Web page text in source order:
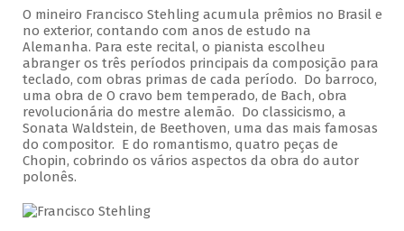
O mineiro Francisco Stehling acumula prêmios no Brasil e
no exterior, contando com anos de estudo na
Alemanha. Para este recital, o pianista escolheu
abranger os três períodos principais da composição para
teclado, com obras primas de cada período. Do barroco,
uma obra de O cravo bem temperado, de Bach, obra
revolucionária do mestre alemão. Do classicismo, a
Sonata Waldstein, de Beethoven, uma das mais famosas
do compositor. E do romantismo, quatro peças de
Chopin, cobrindo os vários aspectos da obra do autor
polonês.